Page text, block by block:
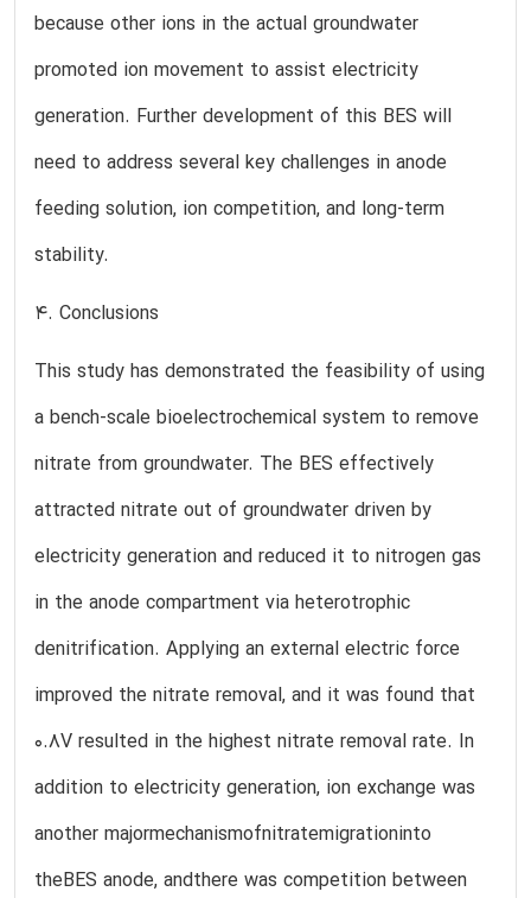
because other ions in the actual groundwater
promoted ion movement to assist electricity
generation. Further development of this BES will
need to address several key challenges in anode
feeding solution, ion competition, and long-term
stability.
4. Conclusions
This study has demonstrated the feasibility of using
a bench-scale bioelectrochemical system to remove
nitrate from groundwater. The BES effectively
attracted nitrate out of groundwater driven by
electricity generation and reduced it to nitrogen gas
in the anode compartment via heterotrophic
denitrification. Applying an external electric force
improved the nitrate removal, and it was found that
0.8V resulted in the highest nitrate removal rate. In
addition to electricity generation, ion exchange was
another majormechanismofnitratemigrationinto
theBES anode, andthere was competition between